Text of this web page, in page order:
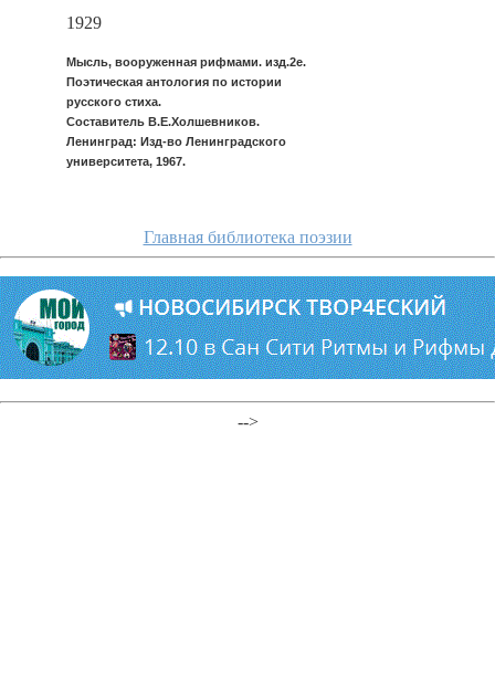
1929
Мысль, вооруженная рифмами. изд.2е.
Поэтическая антология по истории
русского стиха.
Составитель В.Е.Холшевников.
Ленинград: Изд-во Ленинградского
университета, 1967.
Главная библиотека поэзии
-->